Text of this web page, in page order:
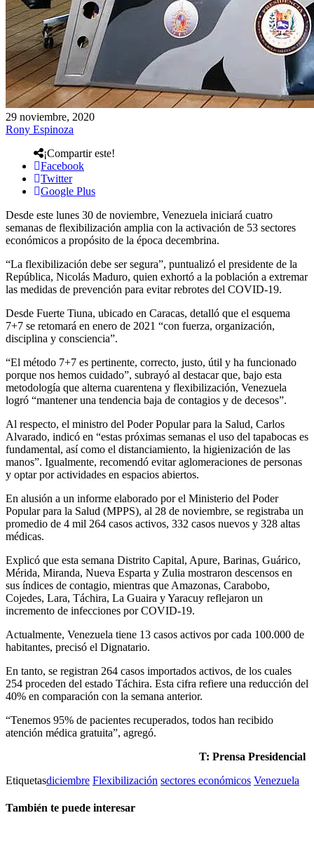
29 noviembre, 2020
Rony Espinoza
¡Compartir este!
Facebook
Twitter
Google Plus
Desde este lunes 30 de noviembre, Venezuela iniciará cuatro
semanas de flexibilización amplia con la activación de 53 sectores
económicos a propósito de la época decembrina.
“La flexibilización debe ser segura”, puntualizó el presidente de la
República, Nicolás Maduro, quien exhortó a la población a extremar
las medidas de prevención para evitar rebrotes del COVID-19.
Desde Fuerte Tiuna, ubicado en Caracas, detalló que el esquema
7+7 se retomará en enero de 2021 “con fuerza, organización,
disciplina y consciencia”.
“El método 7+7 es pertinente, correcto, justo, útil y ha funcionado
porque nos hemos cuidado”, subrayó al destacar que, bajo esta
metodología que alterna cuarentena y flexibilización, Venezuela
logró “mantener una tendencia baja de contagios y de decesos”.
Al respecto, el ministro del Poder Popular para la Salud, Carlos
Alvarado, indicó en “estas próximas semanas el uso del tapabocas es
fundamental, así como el distanciamiento, la higienización de las
manos”. Igualmente, recomendó evitar aglomeraciones de personas
y optar por actividades en espacios abiertos.
En alusión a un informe elaborado por el Ministerio del Poder
Popular para la Salud (MPPS), al 28 de noviembre, se registraba un
promedio de 4 mil 264 casos activos, 332 casos nuevos y 328 altas
médicas.
Explicó que esta semana Distrito Capital, Apure, Barinas, Guárico,
Mérida, Miranda, Nueva Esparta y Zulia mostraron descensos en
sus índices de contagio, mientras que Amazonas, Carabobo,
Cojedes, Lara, Táchira, La Guaira y Yaracuy reflejaron un
incremento de infecciones por COVID-19.
Actualmente, Venezuela tiene 13 casos activos por cada 100.000 de
habitantes, precisó el Dignatario.
En tanto, se registran 264 casos importados activos, de los cuales
254 proceden del estado Táchira. Esta cifra refiere una reducción del
40% en comparación con la semana anterior.
“Tenemos 95% de pacientes recuperados, todos han recibido
atención médica gratuita”, agregó.
T: Prensa Presidencial
Etiquetasdiciembre Flexibilización sectores económicos Venezuela
También te puede interesar